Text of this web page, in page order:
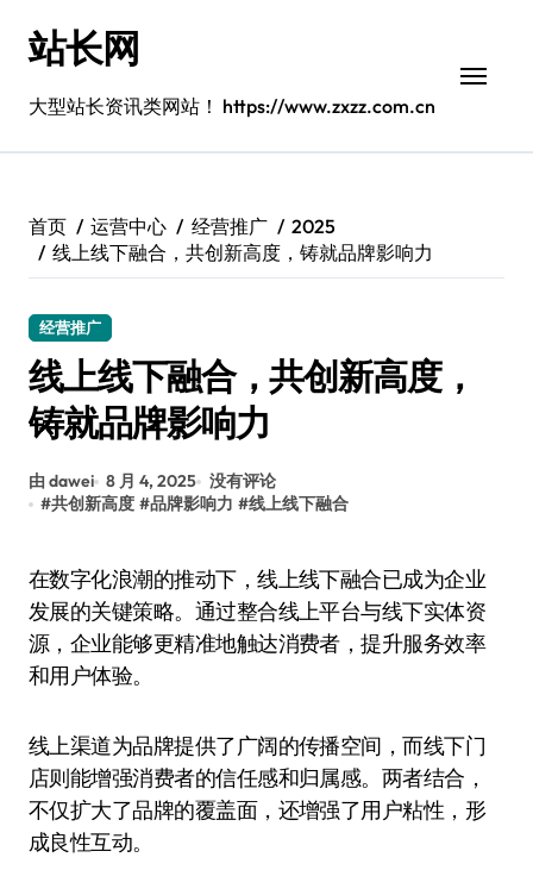
站长网
大型站长资讯类网站！ https://www.zxzz.com.cn
首页 运营中心 经营推广
2025
线上线下融合，共创新高度，铸就品牌影响力
经营推广
线上线下融合，共创新高度，
铸就品牌影响力
由 dawei 8 月 4, 2025 没有评论
#共创新高度 #品牌影响力 #线上线下融合
在数字化浪潮的推动下，线上线下融合已成为企业
发展的关键策略。通过整合线上平台与线下实体资
源，企业能够更精准地触达消费者，提升服务效率
和用户体验。
线上渠道为品牌提供了广阔的传播空间，而线下门
店则能增强消费者的信任感和归属感。两者结合，
不仅扩大了品牌的覆盖面，还增强了用户粘性，形
成良性互动。